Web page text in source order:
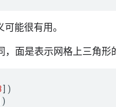
能很有用。
面是表示网格上三角形
])